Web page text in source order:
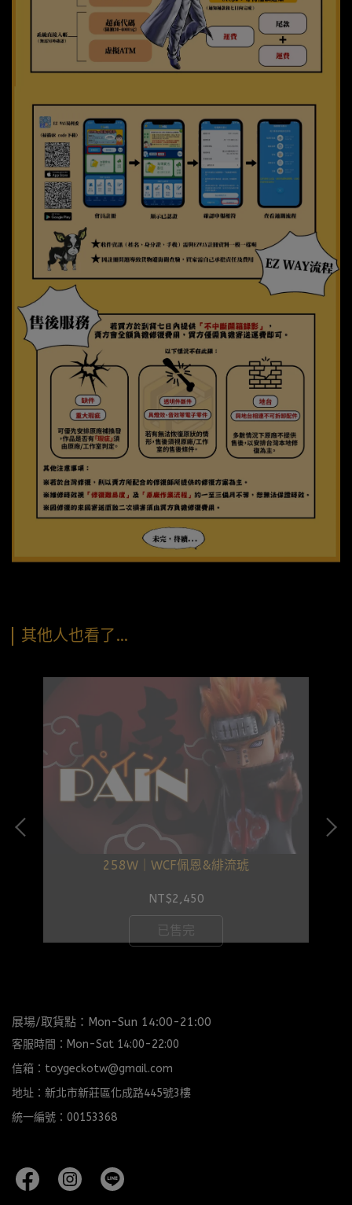
其他人也看了…
258W｜WCF佩恩&緋流琥
NT$2,450
已售完
展場/取貨點：Mon-Sun 14:00-21:00
客服時間：Mon-Sat 14:00-22:00
信箱：toygeckotw@gmail.com
地址：新北市新莊區化成路445號3樓
統一編號：00153368